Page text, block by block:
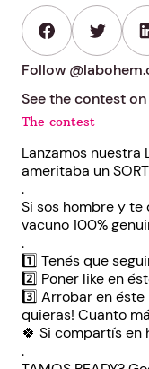
Follow
See the contest on
The contest
Lanzamos nuestra
ameritaba un
.
Si sos hombre y te
vacuno 100%
.
1️⃣ Tenés que
2️⃣ Poner like en
3️⃣ Arrobar en
quieras! Cuanto
🍀 Si compartís
.